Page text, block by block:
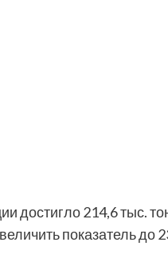
достигло 214,6 тыс.
показатель до